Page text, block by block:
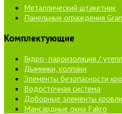
Металлический штакетник
Панельные ограждения
Комплектующие
Гидро- пароизоляция /
Дымники, колпаки
Элементы безопасности
Водосточная система
Доборные элементы кровли
Мансардные окна Fakro